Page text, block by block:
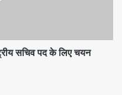
सचिव पद के लिए चयन